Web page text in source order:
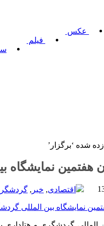
عکس
فیلم
شده ‘برگزار’
هفتمین
اقتصادی, خبر ,